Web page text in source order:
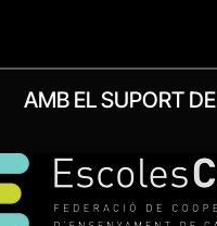
AMB EL SUPORT DE